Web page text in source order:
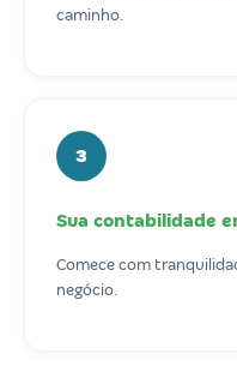
caminho.
3
Sua contabilidade
Comece com
negócio.